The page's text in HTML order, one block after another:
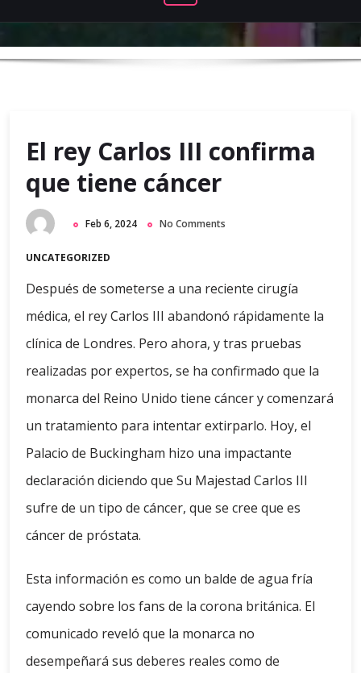
El rey Carlos III confirma
que tiene cáncer
Feb 6, 2024 No Comments
UNCATEGORIZED
Después de someterse a una reciente cirugía
médica, el rey Carlos III abandonó rápidamente la
clínica de Londres. Pero ahora, y tras pruebas
realizadas por expertos, se ha confirmado que la
monarca del Reino Unido tiene cáncer y comenzará
un tratamiento para intentar extirparlo. Hoy, el
Palacio de Buckingham hizo una impactante
declaración diciendo que Su Majestad Carlos III
sufre de un tipo de cáncer, que se cree que es
cáncer de próstata.
Esta información es como un balde de agua fría
cayendo sobre los fans de la corona británica. El
comunicado reveló que la monarca no
desempeñará sus deberes reales como de